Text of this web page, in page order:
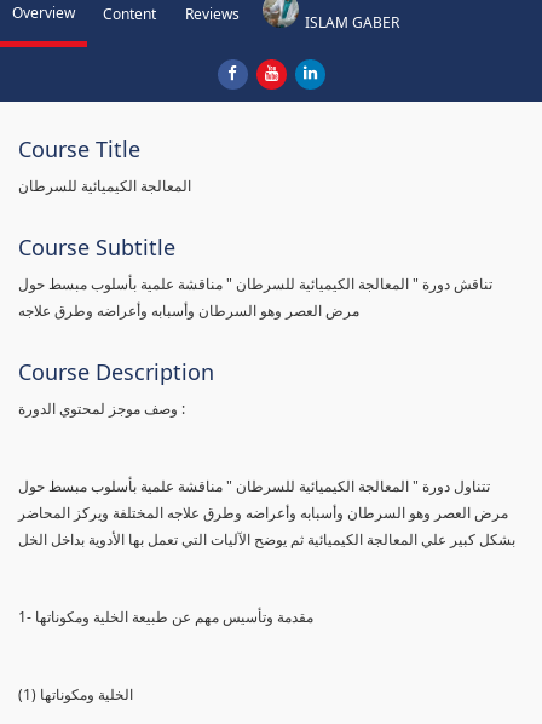
Overview Content Reviews ISLAM GABER
Course Title
المعالجة الكيميائية للسرطان
Course Subtitle
تناقش دورة " المعالجة الكيميائية للسرطان " مناقشة علمية بأسلوب مبسط حول
مرض العصر وهو السرطان وأسبابه وأعراضه وطرق علاجه
Course Description
وصف موجز لمحتوي الدورة :
تتناول دورة " المعالجة الكيميائية للسرطان " مناقشة علمية بأسلوب مبسط حول
مرض العصر وهو السرطان وأسبابه وأعراضه وطرق علاجه المختلفة ويركز المحاضر
بشكل كبير علي المعالجة الكيميائية ثم يوضح الآليات التي تعمل بها الأدوية بداخل الخل
1- مقدمة وتأسيس مهم عن طبيعة الخلية ومكوناتها
(1) الخلية ومكوناتها